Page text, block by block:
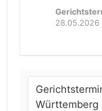
28.05.2026
Württemberg